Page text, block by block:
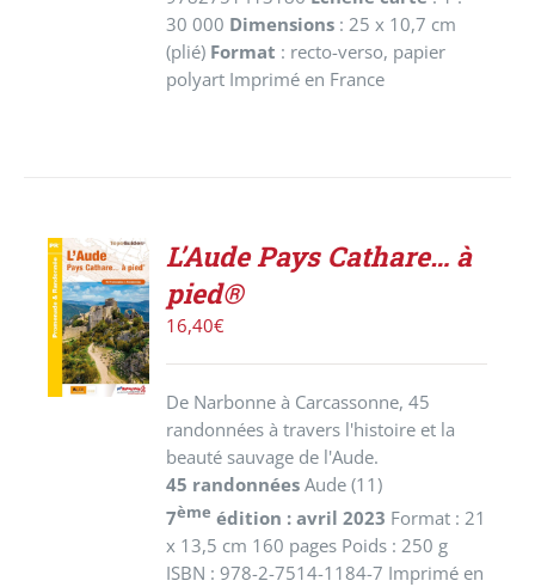
30 000 Dimensions : 25 x 10,7 cm
(plié) Format : recto-verso, papier
polyart Imprimé en France
AJOUTER
AU
PANIER
/
DÉTAILS
L’Aude Pays Cathare… à
pied®
16,40€
De Narbonne à Carcassonne, 45
randonnées à travers l'histoire et la
beauté sauvage de l'Aude.
45 randonnées Aude (11)
7ème édition : avril 2023 Format : 21
x 13,5 cm 160 pages Poids : 250 g
ISBN : 978-2-7514-1184-7 Imprimé en